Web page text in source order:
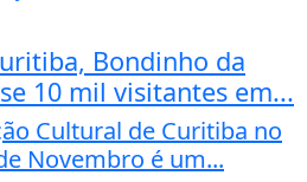
Bondinho da
10 mil visitantes em...
Cultural de Curitiba no
Novembro é um...